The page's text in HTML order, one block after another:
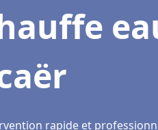
rapide et